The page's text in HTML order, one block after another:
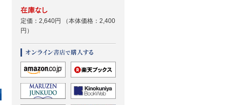
定価：2,640円
（本体価格：2,400
円）